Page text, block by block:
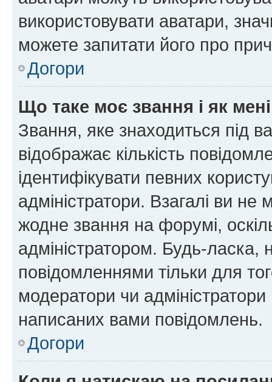
використовувати аватари,
можете запитати його про
Догори
Що таке моє звання і як
Звання, яке знаходиться під
відображає кількість
ідентифікувати певних
адміністратори. Взагалі ви
жодне звання на форумі,
адміністратором. Будь-
повідомленнями тільки для
модератори чи
написаних вами повідомлень.
Догори